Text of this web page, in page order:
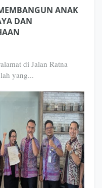
ANAK
DAN
di Jalan Ratna
yang...